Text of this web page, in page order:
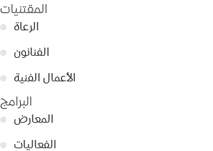
المقتنيات
● الرعاة
● الفنانون
● الأعمال الفنية
البرامج
● المعارض
● الفعاليات